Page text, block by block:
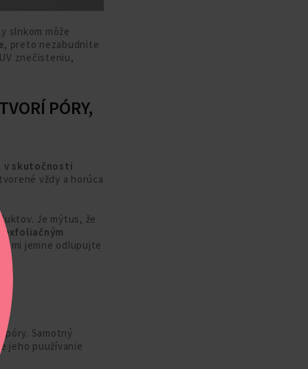
slnkom môže
, preto nezabudnite
znečisteniu,
PÓRY,
v skutočnosti
vždy a horúca
Je mýtus, že
jemne odlupujte
póry. Samotný
jeho puužívanie